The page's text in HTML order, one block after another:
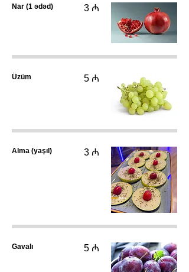
Nar (1 ədəd) 3 ₼
Üzüm 5 ₼
Alma (yaşıl) 3 ₼
Gavalı 5 ₼